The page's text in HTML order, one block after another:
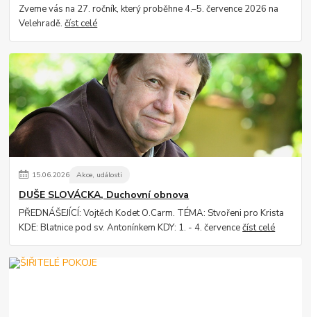
Zveme vás na 27. ročník, který proběhne 4.–5. července 2026 na
Velehradě.číst celé
15.06.2026 Akce, události
DUŠE SLOVÁCKA, Duchovní obnova
PŘEDNÁŠEJÍCÍ: Vojtěch Kodet O.Carm. TÉMA: Stvořeni pro Krista
KDE: Blatnice pod sv. Antonínkem KDY: 1. - 4. červencečíst celé